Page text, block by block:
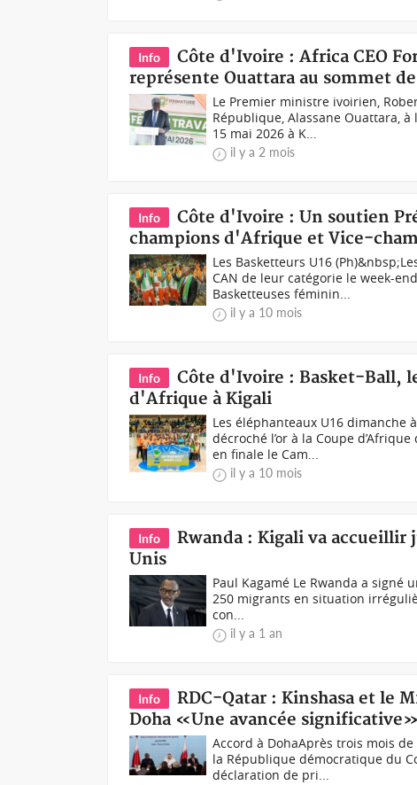
Info
Côte d'Ivoire : Africa CEO
représente Ouattara au sommet
Le Premier ministre ivoirien,
République, Alassane Ouattara, à
15 mai 2026 à K...
il y a 2 mois
Info
Côte d'Ivoire : Un soutien
champions d'Afrique et Vice-
Les Basketteurs U16
CAN de leur catégorie le week-
Basketteuses féminin...
il y a 10 mois
Info
Côte d'Ivoire : Basket-Ball,
d'Afrique à Kigali
Les éléphanteaux U16 dimanche
décroché l’or à la Coupe
en finale le Cam...
il y a 10 mois
Info
Rwanda : Kigali va accueillir
Unis
Paul Kagamé Le Rwanda a signé
250 migrants en situation
con...
il y a 1 an
Info
RDC-Qatar : Kinshasa et le
Doha «Une avancée
Accord à DohaAprès trois mois
la République démocratique du
déclaration de pri...